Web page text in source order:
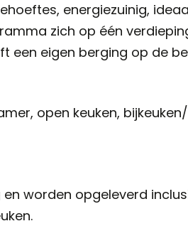
energiezuinig,
zich op één
een eigen berging op de
open keuken,
worden opgeleverd